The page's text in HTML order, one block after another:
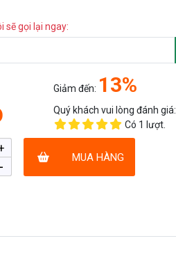
sẽ gọi lại ngay:
Giảm đến: 13%
Quý khách vui lòng đánh giá:
Có 1 lượt.
-
MUA HÀNG